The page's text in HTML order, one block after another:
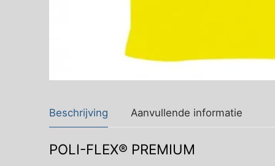
Beschrijving Aanvullende informatie
POLI-FLEX® PREMIUM